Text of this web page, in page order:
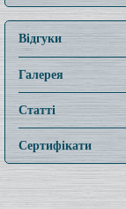
Відгуки
Галерея
Статті
Сертифікати